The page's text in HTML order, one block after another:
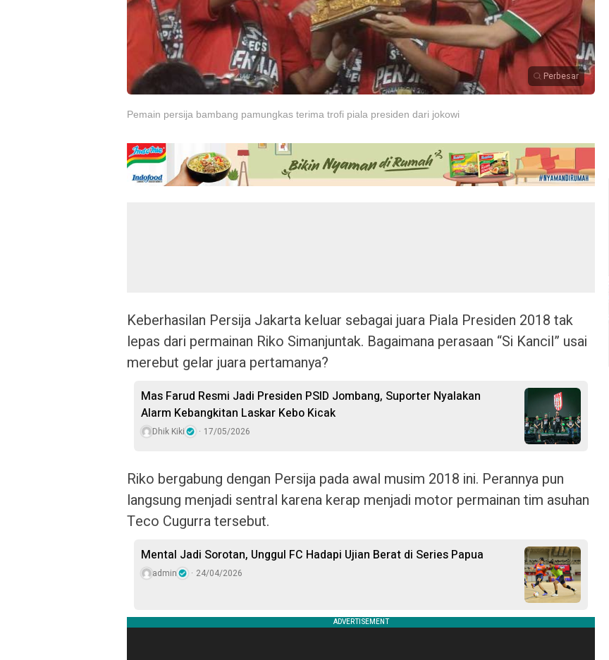
Perbesar
Pemain persija bambang pamungkas terima trofi piala presiden dari jokowi
Keberhasilan Persija Jakarta keluar sebagai juara Piala Presiden 2018 tak
lepas dari permainan Riko Simanjuntak. Bagaimana perasaan “Si Kancil” usai
merebut gelar juara pertamanya?
Mas Farud Resmi Jadi Presiden PSID Jombang, Suporter Nyalakan
Alarm Kebangkitan Laskar Kebo Kicak
Dhik Kiki 17/05/2026
Riko bergabung dengan Persija pada awal musim 2018 ini. Perannya pun
langsung menjadi sentral karena kerap menjadi motor permainan tim asuhan
Teco Cugurra tersebut.
Mental Jadi Sorotan, Unggul FC Hadapi Ujian Berat di Series Papua
admin 24/04/2026